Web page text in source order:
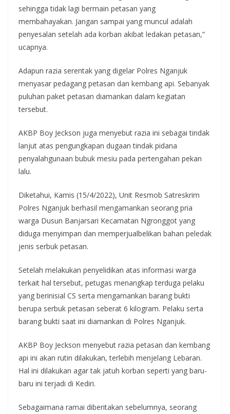
sehingga tidak lagi bermain petasan yang
membahayakan. Jangan sampai yang muncul adalah
penyesalan setelah ada korban akibat ledakan petasan,”
ucapnya.
Adapun razia serentak yang digelar Polres Nganjuk
menyasar pedagang petasan dan kembang api. Sebanyak
puluhan paket petasan diamankan dalam kegiatan
tersebut.
AKBP Boy Jeckson juga menyebut razia ini sebagai tindak
lanjut atas pengungkapan dugaan tindak pidana
penyalahgunaan bubuk mesiu pada pertengahan pekan
lalu.
Diketahui, Kamis (15/4/2022), Unit Resmob Satreskrim
Polres Nganjuk berhasil mengamankan seorang pria
warga Dusun Banjarsari Kecamatan Ngronggot yang
diduga menyimpan dan memperjualbelikan bahan peledak
jenis serbuk petasan.
Setelah melakukan penyelidikan atas informasi warga
terkait hal tersebut, petugas menangkap terduga pelaku
yang berinisial CS serta mengamankan barang bukti
berupa serbuk petasan seberat 6 kilogram. Pelaku serta
barang bukti saat ini diamankan di Polres Nganjuk.
AKBP Boy Jeckson menyebut razia petasan dan kembang
api ini akan rutin dilakukan, terlebih menjelang Lebaran.
Hal ini dilakukan agar tak jatuh korban seperti yang baru-
baru ini terjadi di Kediri.
Sebagaimana ramai diberitakan sebelumnya, seorang